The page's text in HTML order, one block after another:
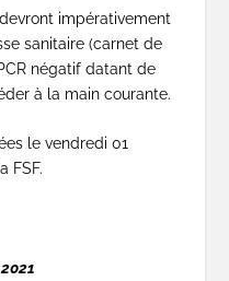
impérativement
sanitaire (carnet de
négatif datant de
à la main courante.
le vendredi 01
FSF.